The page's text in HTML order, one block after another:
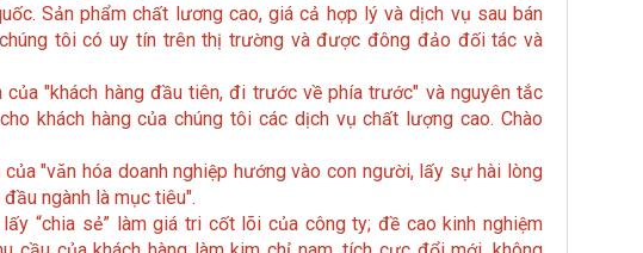
Sản phẩm chất lương cao, giá cả hợp lý và dịch vụ sau bán
tôi có uy tín trên thị trường và được đông đảo đối tác và
"khách hàng đầu tiên, đi trước về phía trước" và nguyên tắc
khách hàng của chúng tôi các dịch vụ chất lượng cao. Chào
"văn hóa doanh nghiệp hướng vào con người, lấy sự hài lòng
ngành là mục tiêu".
“chia sẻ” làm giá tri cốt lõi của công ty; đề cao kinh nghiệm